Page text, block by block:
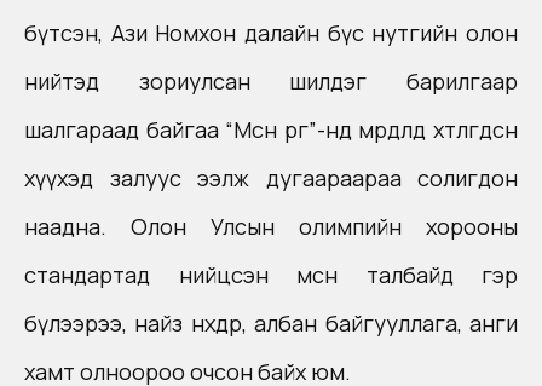
бүтсэн, Ази Номхон далайн бүс нутгийн олон
нийтэд зориулсан шилдэг барилгаар
шалгараад байгаа “Мөсөн өргөө”-нд мөрөөдөлдөө хөтлөгдсөн
хүүхэд залуус ээлж дугаараараа солигдон
наадна. Олон Улсын олимпийн хорооны
стандартад нийцсэн мөсөн талбайд гэр
бүлээрээ, найз нөхдөөрөө, албан байгууллага, анги
хамт олноороо очсон байх юм.